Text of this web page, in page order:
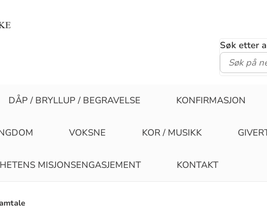
Søk etter
DÅP / BRYLLUP / BEGRAVELSE KONFIRMASJON
VOKSNE KOR / MUSIKK
MISJONSENGASJEMENT KONTAKT